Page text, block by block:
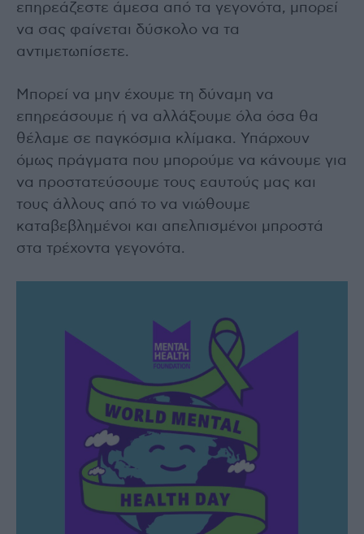
επηρεάζεστε άμεσα από τα γεγονότα, μπορεί
να σας φαίνεται δύσκολο να τα
αντιμετωπίσετε.
Μπορεί να μην έχουμε τη δύναμη να
επηρεάσουμε ή να αλλάξουμε όλα όσα θα
θέλαμε σε παγκόσμια κλίμακα. Υπάρχουν
όμως πράγματα που μπορούμε να κάνουμε για
να προστατεύσουμε τους εαυτούς μας και
τους άλλους από το να νιώθουμε
καταβεβλημένοι και απελπισμένοι μπροστά
στα τρέχοντα γεγονότα.